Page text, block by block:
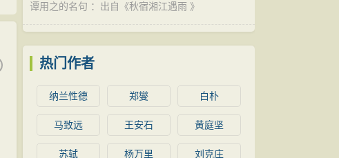
谭用之的名句 ：出自《秋宿湘江遇雨 》
热门作者
纳兰性德 郑燮 白朴
马致远 王安石 黄庭坚
苏轼 杨万里 刘克庄